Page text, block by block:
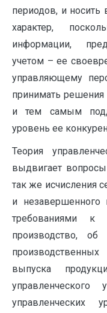
периодов, и носить
характер,
информации,
учетом – ее
управляющему
принимать решения
и тем самым
уровень ее
Теория
выдвигает
так же исчисления
и незавершенного
требованиями к
производство, об
выпуска
управленческого
управленческих